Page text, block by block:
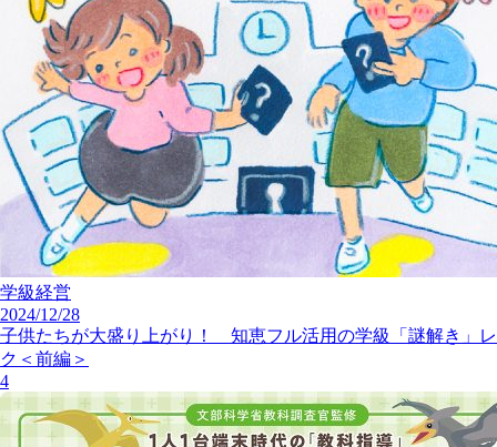
学級経営
2024/12/28
子供たちが大盛り上がり！ 知恵フル活用の学級「謎解き」レ
ク＜前編＞
4